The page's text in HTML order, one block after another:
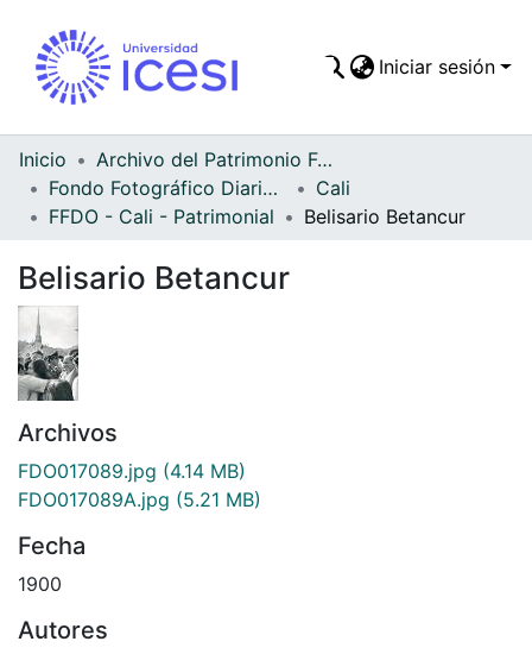
Todo DSpace
Iniciar sesión
Inicio
Archivo del Patrimonio Fotográfico y Fílmico del Valle del Cauca
Fondo Fotográfico Diario Occidente
Cali
FFDO - Cali - Patrimonial
Belisario Betancur
Belisario Betancur
Archivos
FDO017089.jpg (4.14 MB)
FDO017089A.jpg (5.21 MB)
Fecha
1900
Autores